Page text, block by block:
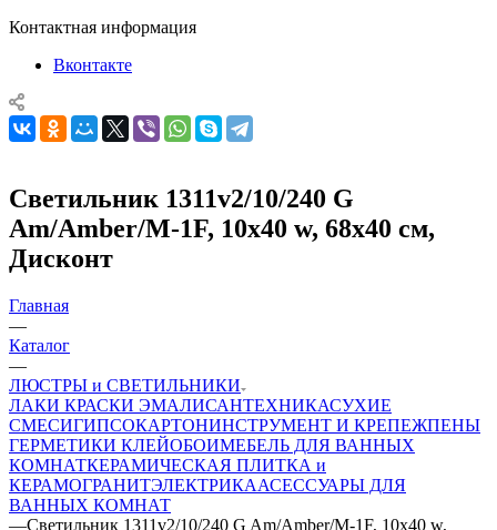
Контактная информация
Вконтакте
Светильник 1311v2/10/240 G
Am/Amber/M-1F, 10х40 w, 68х40 см,
Дисконт
Главная
—
Каталог
—
ЛЮСТРЫ и СВЕТИЛЬНИКИ
ЛАКИ КРАСКИ ЭМАЛИСАНТЕХНИКАСУХИЕ
СМЕСИГИПСОКАРТОНИНСТРУМЕНТ И КРЕПЕЖПЕНЫ
ГЕРМЕТИКИ КЛЕЙОБОИМЕБЕЛЬ ДЛЯ ВАННЫХ
КОМНАТКЕРАМИЧЕСКАЯ ПЛИТКА и
КЕРАМОГРАНИТЭЛЕКТРИКААСЕССУАРЫ ДЛЯ
ВАННЫХ КОМНАТ
—Светильник 1311v2/10/240 G Am/Amber/M-1F, 10х40 w,